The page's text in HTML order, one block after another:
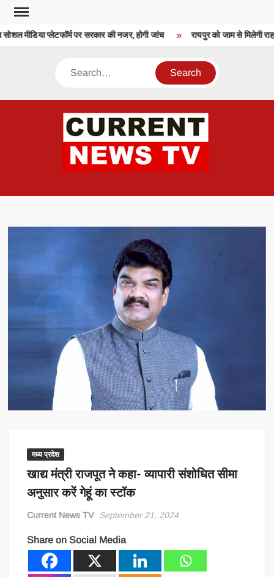
Skip
content
मीडिया प्लेटफॉर्म पर सरकार की नजर, होगी जांच रायपुर को जाम से मिलेगी
Search
मध्य प्रदेश
खाद्य मंत्री राजपूत ने कहा- व्यापारी संशोधित सीमा
अनुसार करें गेहूं का स्टॉक
Current News TV September 21, 2024
Share on Social Media